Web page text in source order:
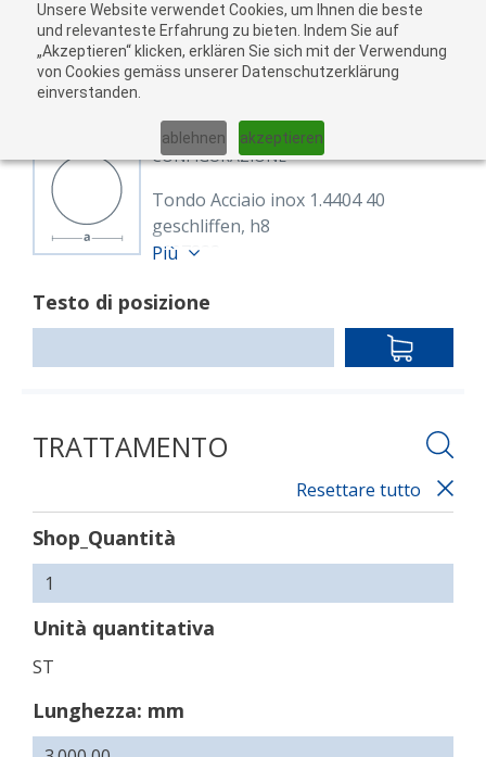
Unsere Website verwendet Cookies, um Ihnen die beste
und relevanteste Erfahrung zu bieten. Indem Sie auf
„Akzeptieren“ klicken, erklären Sie sich mit der Verwendung
von Cookies gemäss unserer Datenschutzerklärung
einverstanden.
ablehnen akzeptieren
01 02
CONFIGURAZIONE
Tondo Acciaio inox 1.4404 40
geschliffen, h8
8607833
EN 10088-3,EN 10278
geschliffen h8
Più
Testo di posizione
IN
TRATTAMENTO
Resettare tutto
Shop_Quantità
Unità quantitativa
ST
Lunghezza: mm